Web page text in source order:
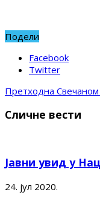
Подели
Facebook
Twitter
Претходна
Сличне вести
Јавни увид у
24. јул 2020.